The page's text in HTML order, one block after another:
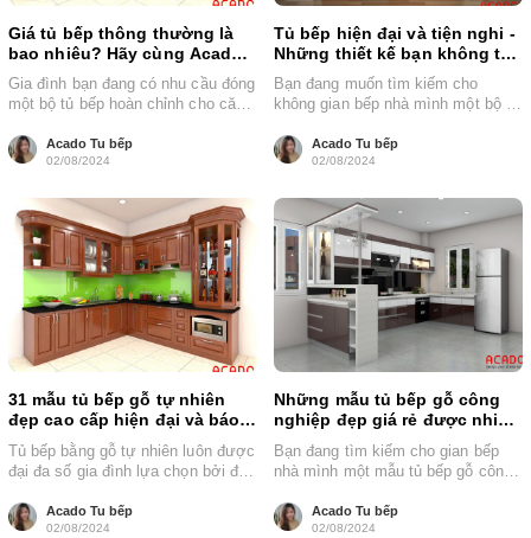
Giá tủ bếp thông thường là
bao nhiêu? Hãy cùng Acado
tìm hiểu
Gia đình bạn đang có nhu cầu đóng
một bộ tủ bếp hoàn chỉnh cho căn
Acado Tu bếp
02/08/2024
Tủ bếp hiện đại và tiện nghi -
Những thiết kế bạn không thể
bỏ qua được
Bạn đang muốn tìm kiếm cho
không gian bếp nhà mình một bộ tủ
Acado Tu bếp
02/08/2024
31 mẫu tủ bếp gỗ tự nhiên
đẹp cao cấp hiện đại và báo
giá chi tiết
Tủ bếp bằng gỗ tự nhiên luôn được
đại đa số gia đình lựa chọn bởi đặc
Acado Tu bếp
02/08/2024
Những mẫu tủ bếp gỗ công
nghiệp đẹp giá rẻ được nhiều
người yêu thích
Bạn đang tìm kiếm cho gian bếp
nhà mình một mẫu tủ bếp gỗ công
Acado Tu bếp
02/08/2024